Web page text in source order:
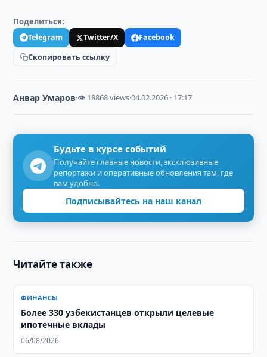
Поделиться:
Telegram Twitter/X
Facebook
Скопировать ссылку
Анвар Умаров·👁 18868 views·04.02.2026 · 17:17
Будьте в курсе событий
Получайте главные новости, эксклюзивные
репортажи и оперативные обновления там, где
вам удобно.
Подписывайтесь на наш канал
Читайте также
ФИНАНСЫ
Более 330 узбекистанцев открыли целевые
ипотечные вклады
06/08/2026